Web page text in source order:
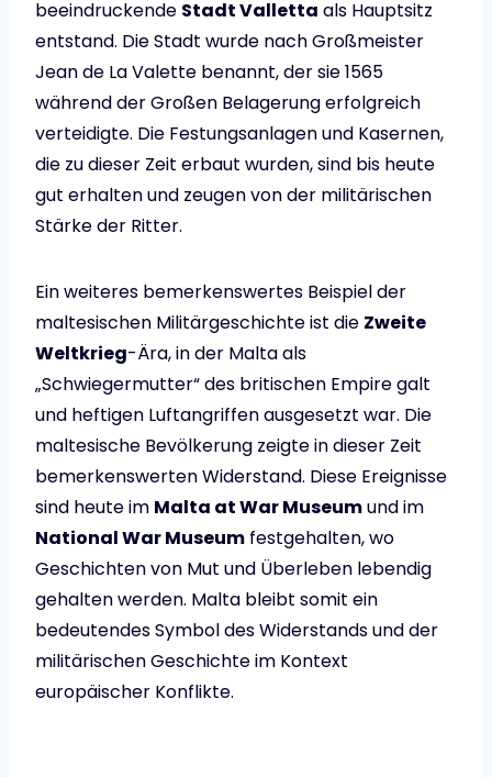
beeindruckende Stadt Valletta als Hauptsitz
entstand. Die Stadt wurde nach Großmeister
Jean de La Valette benannt, der sie 1565
während der Großen Belagerung erfolgreich
verteidigte. Die Festungsanlagen und Kasernen,
die zu dieser Zeit erbaut wurden, sind bis heute
gut erhalten und zeugen von der militärischen
Stärke der Ritter.
Ein weiteres bemerkenswertes Beispiel der
maltesischen Militärgeschichte ist die Zweite
Weltkrieg-Ära, in der Malta als
„Schwiegermutter“ des britischen Empire galt
und heftigen Luftangriffen ausgesetzt war. Die
maltesische Bevölkerung zeigte in dieser Zeit
bemerkenswerten Widerstand. Diese Ereignisse
sind heute im Malta at War Museumund im
National War Museum festgehalten, wo
Geschichten von Mut und Überleben lebendig
gehalten werden. Malta bleibt somit ein
bedeutendes Symbol des Widerstands und der
militärischen Geschichte im Kontext
europäischer Konflikte.